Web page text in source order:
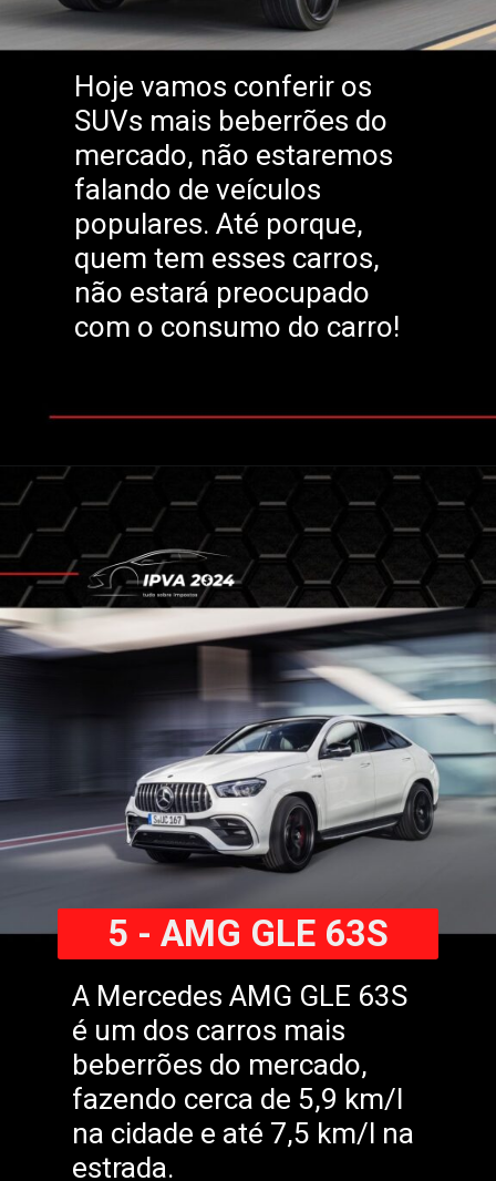
Hoje vamos conferir os
SUVs mais beberrões do
mercado, não estaremos
falando de veículos
populares. Até porque,
quem tem esses carros,
não estará preocupado
com o consumo do carro!
A Mercedes AMG GLE 63S
é um dos carros mais
beberrões do mercado,
fazendo cerca de 5,9 km/l
na cidade e até 7,5 km/l na
estrada.
5 - AMG GLE 63S